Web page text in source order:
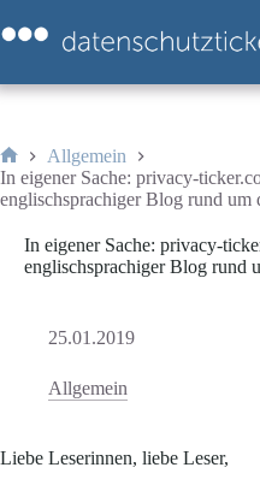
Inhalt
springen
Start
Allgemein
In eigener Sache: privacy-
englischsprachiger Blog rund um
In eigener Sache: privacy-
englischsprachiger Blog rund
25.01.2019
Allgemein
Liebe Leserinnen, liebe Leser,